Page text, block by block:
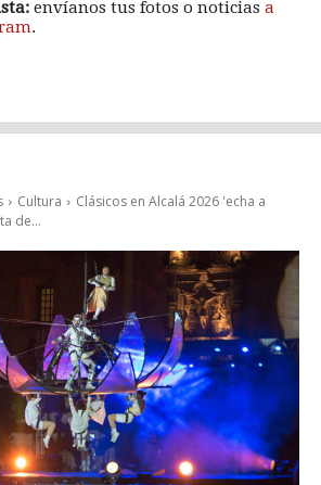
envíanos tus fotos o noticias a
.